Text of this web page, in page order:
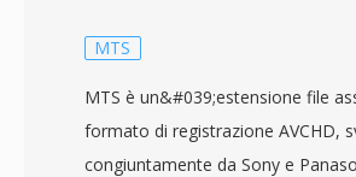
MTS
MTS è un&#039;estensione file
formato di registrazione AVCHD,
congiuntamente da Sony e